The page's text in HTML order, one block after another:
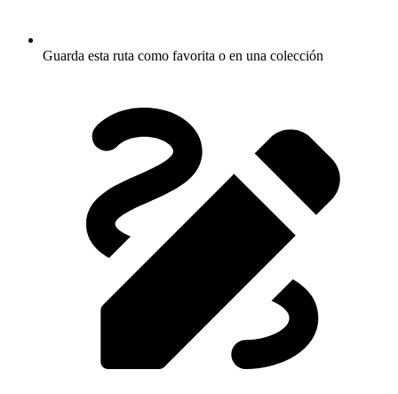
Guarda esta ruta como favorita o en una colección